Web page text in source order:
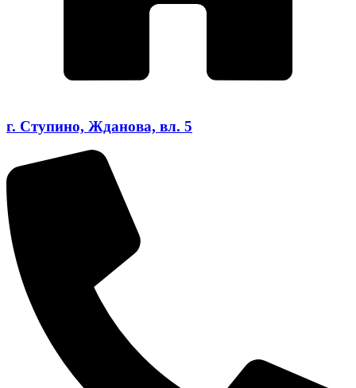
г. Ступино, Жданова, вл. 5